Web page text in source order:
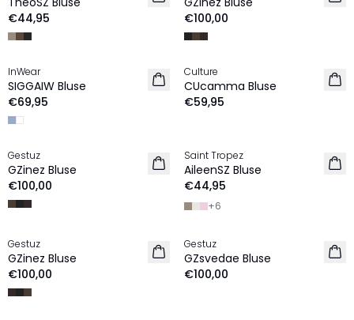
€44,95
€100,00
NEU
InWear
SIGGAIW Bluse
€69,95
NEU
Culture
CUcamma Bluse
€59,95
NEU
Gestuz
GZinez Bluse
€100,00
NEU
Saint Tropez
AileenSZ Bluse
€44,95
+6
NEU
Gestuz
GZinez Bluse
€100,00
NEU
Gestuz
GZsvedae Bluse
€100,00